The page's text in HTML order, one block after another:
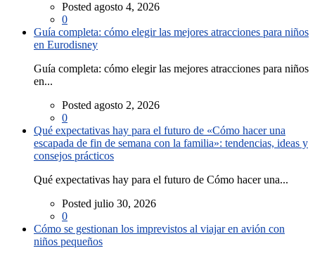
Posted agosto 4, 2026
0
Guía completa: cómo elegir las mejores atracciones para niños
en Eurodisney
Guía completa: cómo elegir las mejores atracciones para niños
en...
Posted agosto 2, 2026
0
Qué expectativas hay para el futuro de «Cómo hacer una
escapada de fin de semana con la familia»: tendencias, ideas y
consejos prácticos
Qué expectativas hay para el futuro de Cómo hacer una...
Posted julio 30, 2026
0
Cómo se gestionan los imprevistos al viajar en avión con
niños pequeños